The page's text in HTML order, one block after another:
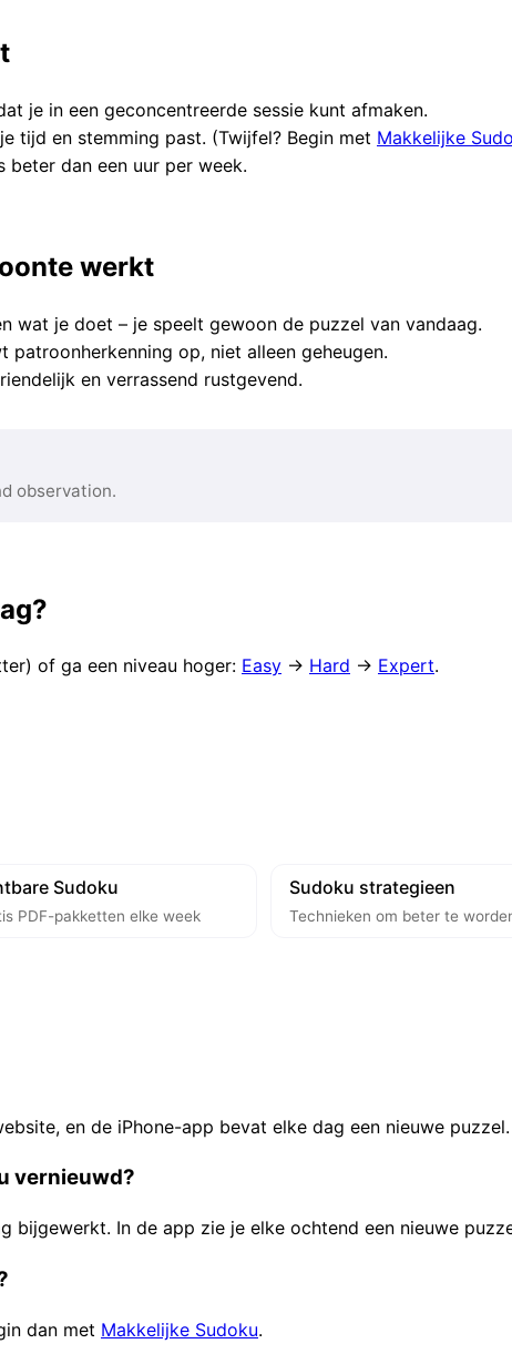
je in een geconcentreerde sessie kunt afmaken.
tijd en stemming past. (Twijfel? Begin met Makkelijke
beter dan een uur per week.
werkt
wat je doet – je speelt gewoon de puzzel van vandaag.
patroonherkenning op, niet alleen geheugen.
en verrassend rustgevend.
observation.
of ga een niveau hoger: Easy → Hard → Expert.
Sudoku
PDF-pakketten elke week
Sudoku strategieen
Technieken om beter te
en de iPhone-app bevat elke dag een nieuwe puzzel.
vernieuwd?
bijgewerkt. In de app zie je elke ochtend een nieuwe
dan met Makkelijke Sudoku.